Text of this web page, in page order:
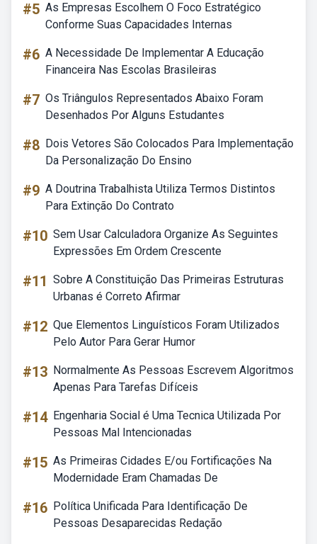
#5 As Empresas Escolhem O Foco Estratégico
Conforme Suas Capacidades Internas
#6 A Necessidade De Implementar A Educação
Financeira Nas Escolas Brasileiras
#7 Os Triângulos Representados Abaixo Foram
Desenhados Por Alguns Estudantes
#8 Dois Vetores São Colocados Para Implementação
Da Personalização Do Ensino
#9 A Doutrina Trabalhista Utiliza Termos Distintos
Para Extinção Do Contrato
#10 Sem Usar Calculadora Organize As Seguintes
Expressões Em Ordem Crescente
#11 Sobre A Constituição Das Primeiras Estruturas
Urbanas é Correto Afirmar
#12 Que Elementos Linguísticos Foram Utilizados
Pelo Autor Para Gerar Humor
#13 Normalmente As Pessoas Escrevem Algoritmos
Apenas Para Tarefas Difíceis
#14 Engenharia Social é Uma Tecnica Utilizada Por
Pessoas Mal Intencionadas
#15 As Primeiras Cidades E/ou Fortificações Na
Modernidade Eram Chamadas De
#16 Política Unificada Para Identificação De
Pessoas Desaparecidas Redação